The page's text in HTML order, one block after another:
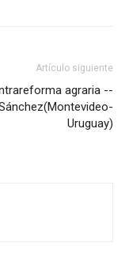
Artículo siguiente
agraria --
Uruguay)